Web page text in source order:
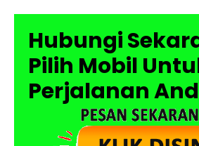
Hubungi
Pilih Mobil
Perjalanan